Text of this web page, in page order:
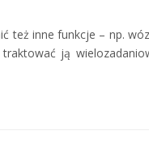
też inne funkcje – np.
ją